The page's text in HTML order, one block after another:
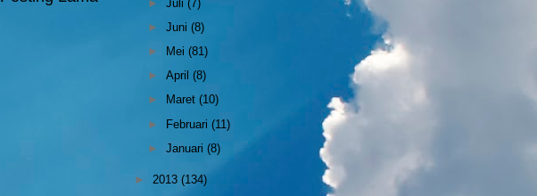
►Juli(7)
►Juni(8)
►
Mei(81)
►April(8)
►
Maret(10)
► Februari(11)
►Januari(8)
► 2013 (134)